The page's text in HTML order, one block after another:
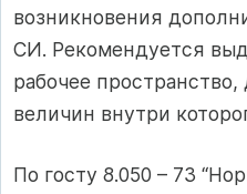
возникновения
СИ. Рекомендуется
рабочее
величин внутри
По госту 8.050 – 73